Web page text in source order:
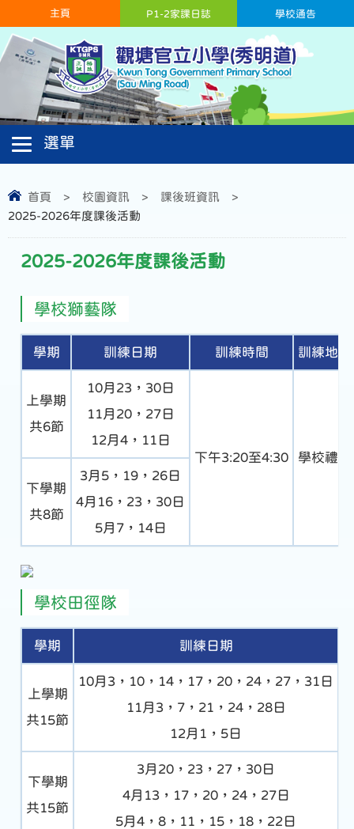
主頁 學校通告
P1-2家課日誌
首頁 > 校園資訊 > 課後班資訊
>
2025-2026年度課後活動
2025-2026年度課後活動
學校獅藝隊
學期 訓練日期 訓練時間 訓練地點
上學期
共6節
10月23，30日
11月20，27日
12月4，11日
下午3:20至4:30
學校禮堂
下學期
共8節
3月5，19，26日
4月16，23，30日
5月7，14日
學校田徑隊
學期 訓練日期
上學期
共15節
10月3，10，14，17，20，24，27，31日
11月3，7，21，24，28日
12月1，5日
下學期
共15節
3月20，23，27，30日
4月13，17，20，24，27日
5月4，8，11，15，18，22日